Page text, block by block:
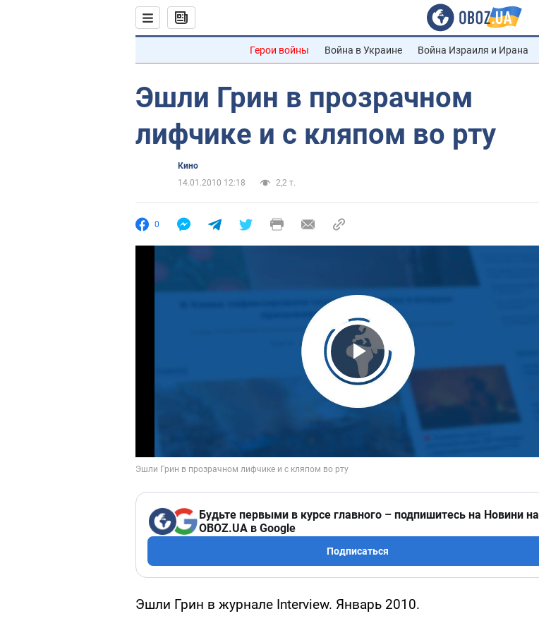
Герои войны Война в Украине Война Израиля и Ирана
Эшли Грин в прозрачном
лифчике и с кляпом во рту
Кино
14.01.2010 12:18
2,2 т.
0
Play Video
Будьте первыми в курсе главного – подпишитесь на Новини на
OBOZ.UA в Google
Подписаться
Эшли Грин в журнале Interview. Январь 2010.